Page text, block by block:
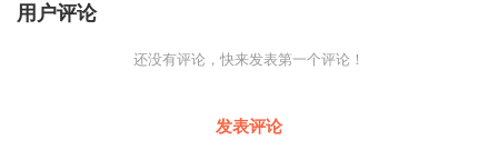
用户评论
还没有评论，快来发表第一个评论！
发表评论